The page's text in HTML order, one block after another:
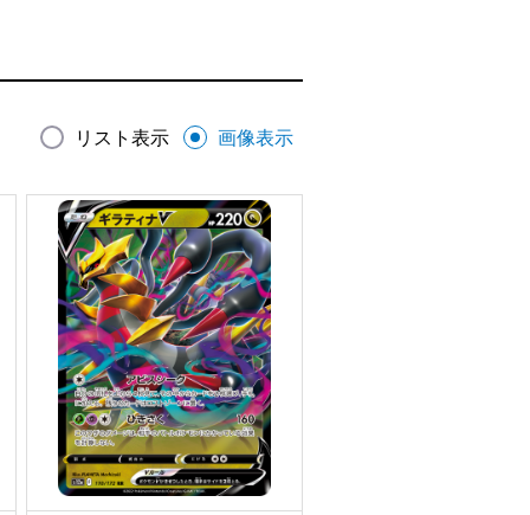
リスト表示 画像表示